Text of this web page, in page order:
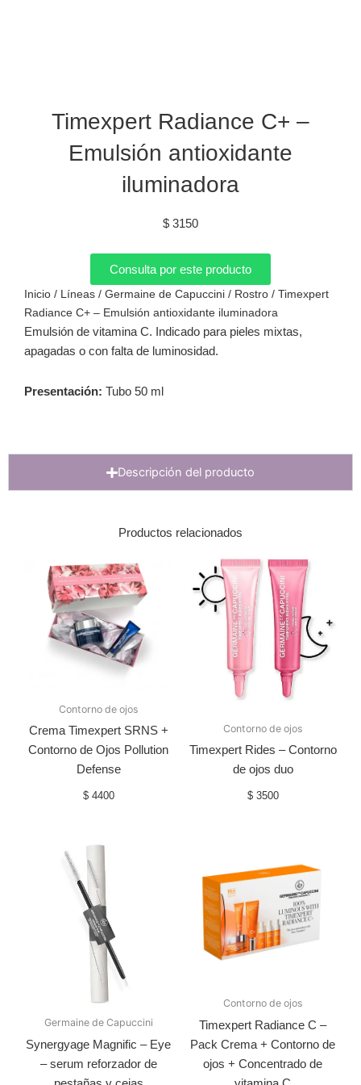
Timexpert Radiance C+ –
Emulsión antioxidante
iluminadora
$ 3150
Consulta por este producto
Inicio / Líneas / Germaine de Capuccini / Rostro / Timexpert
Radiance C+ – Emulsión antioxidante iluminadora
Emulsión de vitamina C. Indicado para pieles mixtas,
apagadas o con falta de luminosidad.
Presentación: Tubo 50 ml
Descripción del producto
Productos relacionados
Contorno de ojos
Crema Timexpert SRNS +
Contorno de Ojos Pollution
Defense
$4400
Contorno de ojos
Timexpert Rides – Contorno
de ojos duo
$3500
Germaine de Capuccini
Synergyage Magnific – Eye
– serum reforzador de
Contorno de ojos
Timexpert Radiance C –
Pack Crema + Contorno de
ojos + Concentrado de